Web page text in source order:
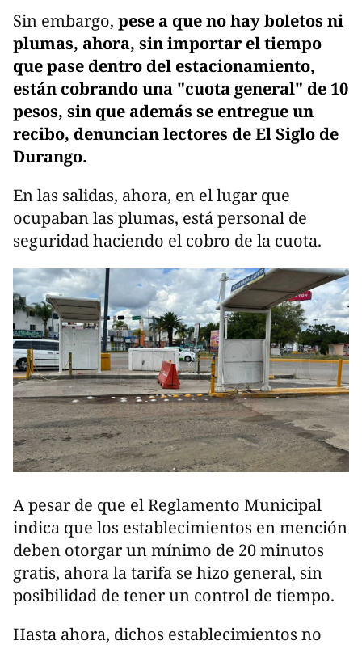
Sin embargo, pese a que no hay boletos ni
plumas, ahora, sin importar el tiempo
que pase dentro del estacionamiento,
están cobrando una "cuota general" de 10
pesos, sin que además se entregue un
recibo, denuncian lectores de El Siglo de
Durango.
En las salidas, ahora, en el lugar que
ocupaban las plumas, está personal de
seguridad haciendo el cobro de la cuota.
A pesar de que el Reglamento Municipal
indica que los establecimientos en mención
deben otorgar un mínimo de 20 minutos
gratis, ahora la tarifa se hizo general, sin
posibilidad de tener un control de tiempo.
Hasta ahora, dichos establecimientos no